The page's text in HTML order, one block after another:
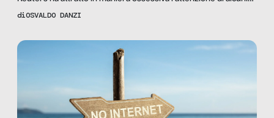
giornali, rimbalzando di testata in testata con articoli condivisi
calcola abbia risparmiato grazie allo smartworking circa 268
diOSVALDO DANZI